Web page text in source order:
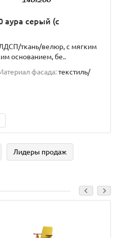
аура серый (с
ткань/велюр, с мягким
основанием, бе..
фасада:текстиль/
Лидеры продаж